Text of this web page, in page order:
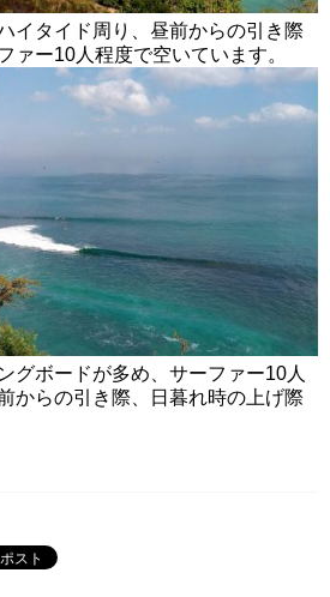
イタイド周り、昼前からの引き際
ァー10人程度で空いています。
グボードが多め、サーファー10人
からの引き際、日暮れ時の上げ際